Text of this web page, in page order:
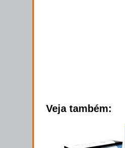
Veja também: